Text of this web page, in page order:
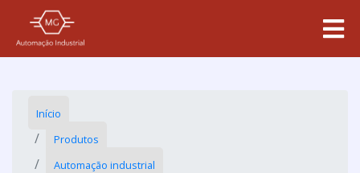
Início
Produtos
Automação industrial